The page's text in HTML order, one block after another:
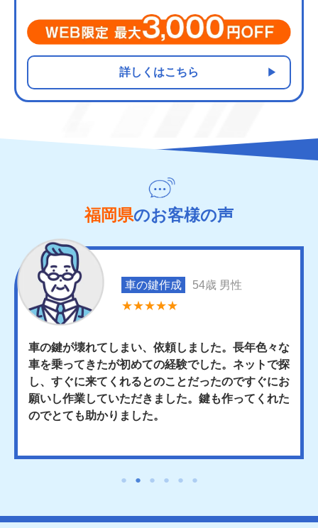
詳しくはこちら
福岡県のお客様の声
車の鍵作成
54歳 男性
★★★★★
車の鍵が壊れてしまい、依頼しました。長年色々な
車を乗ってきたが初めての経験でした。ネットで探
し、すぐに来てくれるとのことだったのですぐにお
願いし作業していただきました。鍵も作ってくれた
のでとても助かりました。